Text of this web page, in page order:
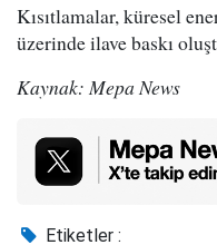
Kısıtlamalar, küresel
üzerinde ilave baskı
Kaynak: Mepa News
Etiketler :